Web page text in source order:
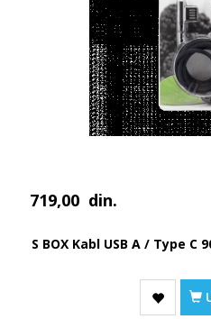
719,00 din.
S BOX Kabl USB A / Type C